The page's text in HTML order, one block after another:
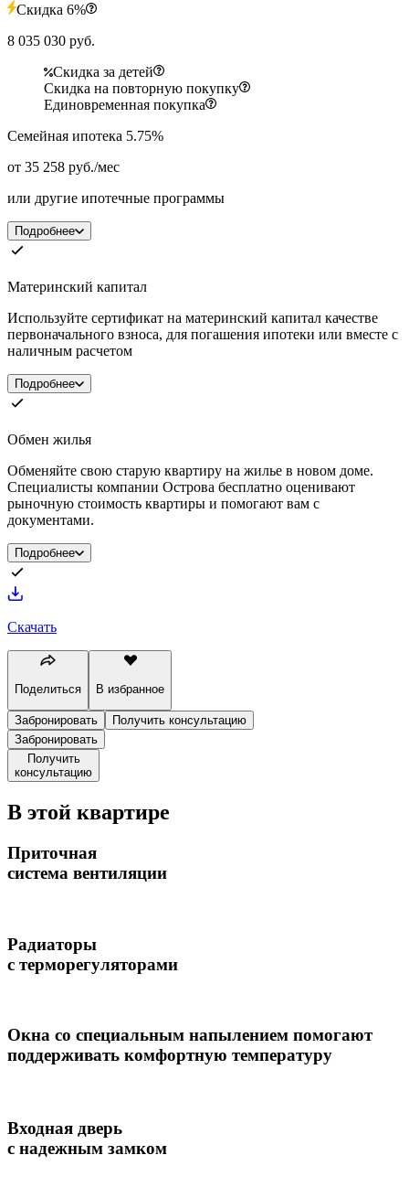
Скидка 6%
8 035 030 руб.
Скидка за детей
Скидка на повторную покупку
Единовременная покупка
Семейная ипотека 5.75%
от 35 258 руб./мес
или другие ипотечные программы
Подробнее
Материнский капитал
Используйте сертификат на материнский капитал качестве
первоначального взноса, для погашения ипотеки или вместе с
наличным расчетом
Подробнее
Обмен жилья
Обменяйте свою старую квартиру на жилье в новом доме.
Специалисты компании Острова бесплатно оценивают
рыночную стоимость квартиры и помогают вам с
документами.
Подробнее
Скачать
Поделиться В избранное
Забронировать
Получить консультацию
Забронировать
Получить
консультацию
В этой квартире
Приточная
система вентиляции
Радиаторы
с терморегуляторами
Окна со специальным напылением помогают
поддерживать комфортную температуру
Входная дверь
с надежным замком